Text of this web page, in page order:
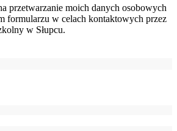
przetwarzanie moich danych osobowych
formularzu w celach kontaktowych przez
w Słupcu.